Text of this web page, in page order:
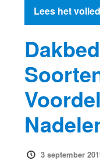
Lees het
3 september